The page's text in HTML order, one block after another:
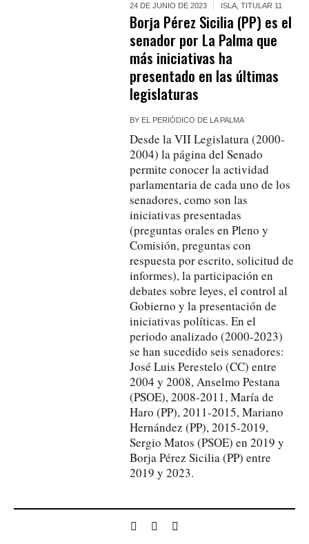
24 DE JUNIO DE 2023 ISLA ,TITULAR 11
Borja Pérez Sicilia (PP) es el
senador por La Palma que
más iniciativas ha
presentado en las últimas
legislaturas
BY EL PERIÓDICO DE LA PALMA
Desde la VII Legislatura (2000-
2004) la página del Senado
permite conocer la actividad
parlamentaria de cada uno de los
senadores, como son las
iniciativas presentadas
(preguntas orales en Pleno y
Comisión, preguntas con
respuesta por escrito, solicitud de
informes), la participación en
debates sobre leyes, el control al
Gobierno y la presentación de
iniciativas políticas. En el
periodo analizado (2000-2023)
se han sucedido seis senadores:
José Luis Perestelo (CC) entre
2004 y 2008, Anselmo Pestana
(PSOE), 2008-2011, María de
Haro (PP), 2011-2015, Mariano
Hernández (PP), 2015-2019,
Sergio Matos (PSOE) en 2019 y
Borja Pérez Sicilia (PP) entre
2019 y 2023.